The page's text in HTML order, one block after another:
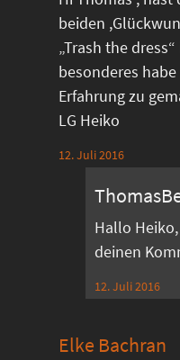
beiden
„Trash the
besonderes
Erfahrung zu
LG Heiko
12. Juli 2016
Hallo
deinen
12. Juli 2016
Elke Bachran